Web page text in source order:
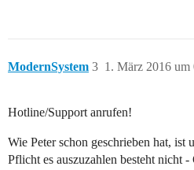
ModernSystem 1. März 2016 um
3
Hotline/Support anrufen!
Wie Peter schon geschrieben hat, ist
Pflicht es auszuzahlen besteht nicht -